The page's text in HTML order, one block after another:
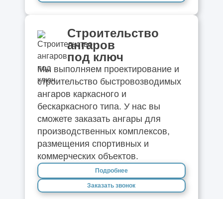
Строительство
ангаров
под ключ
Мы выполняем проектирование и
строительство быстровозводимых
ангаров каркасного и
бескаркасного типа. У нас вы
сможете заказать ангары для
производственных комплексов,
размещения спортивных и
коммерческих объектов.
Подробнее
Заказать звонок